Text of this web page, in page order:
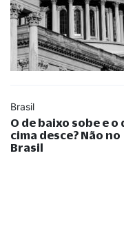
Brasil
O de baixo sobe e o
cima desce? Não no
Brasil